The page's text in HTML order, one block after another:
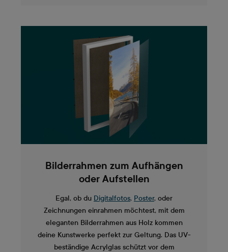
Bilderrahmen zum Aufhängen
oder Aufstellen
Egal, ob du Digitalfotos, Poster, oder
Zeichnungen einrahmen möchtest, mit dem
eleganten Bilderrahmen aus Holz kommen
deine Kunstwerke perfekt zur Geltung. Das UV-
beständige Acrylglas schützt vor dem